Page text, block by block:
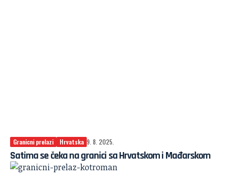
Granicni prelazi Hrvatska 9. 8. 2025.
Satima se čeka na granici sa Hrvatskom i Mađarskom